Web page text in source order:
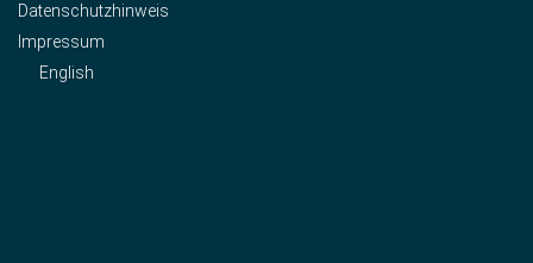
Datenschutzhinweis
Impressum
English